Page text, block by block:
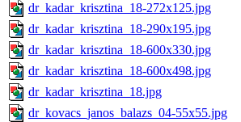
dr_kadar_krisztina_18-272x125.jpg
dr_kadar_krisztina_18-290x195.jpg
dr_kadar_krisztina_18-600x330.jpg
dr_kadar_krisztina_18-600x498.jpg
dr_kadar_krisztina_18.jpg
dr_kovacs_janos_balazs_04-55x55.jpg